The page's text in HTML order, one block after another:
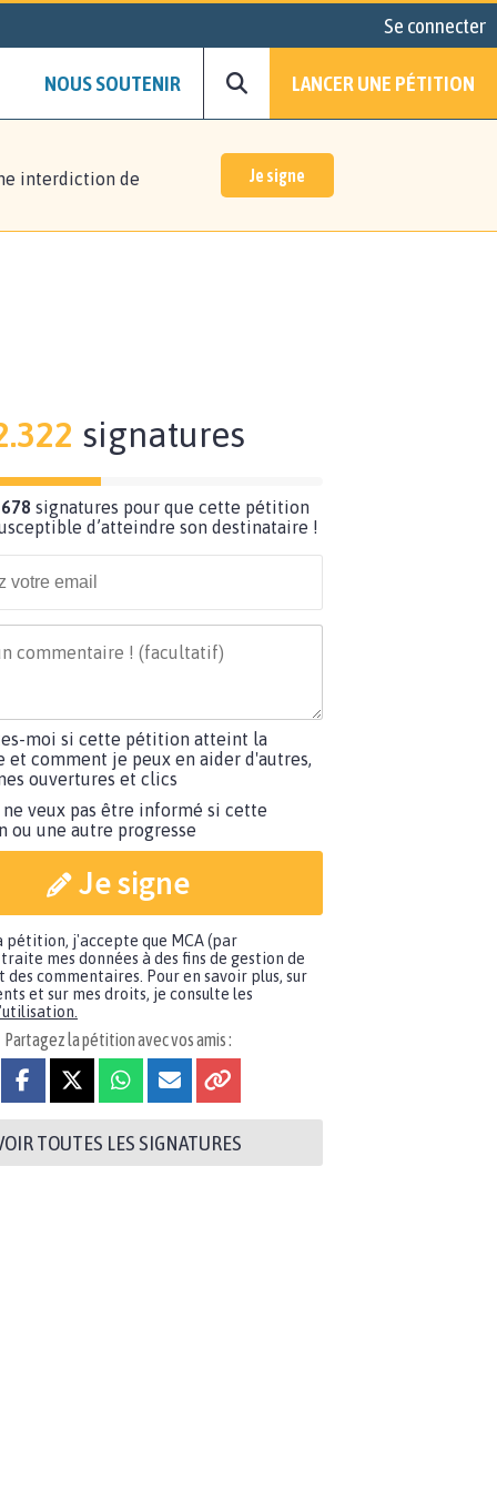
Se connecter
NOUS SOUTENIR LANCER UNE PÉTITION
interdiction de
Je signe
signatures
signatures pour que cette pétition
d’atteindre son destinataire !
moi si cette pétition atteint la
et comment je peux en aider d'autres,
ouvertures et clics
ne veux pas être informé si cette
ou une autre progresse
Je signe
pétition, j'accepte que MCA (par
mes données à des fins de gestion de
des commentaires. Pour en savoir plus, sur
et sur mes droits, je consulte les
Partagez la pétition avec vos amis :
TOUTES LES SIGNATURES